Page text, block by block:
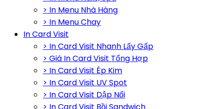
> In Menu Nhà Hàng
> In Menu Chay
In Card Visit
> In Card Visit Nhanh Lấy Gấp
> Giá In Card Visit Tổng Hợp
> In Card Visit Ép Kim
> In Card Visit UV Spot
> In Card Visit Dập Nổi